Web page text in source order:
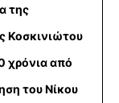
της
Κοσκινιώτου
χρόνια από
του Νίκου